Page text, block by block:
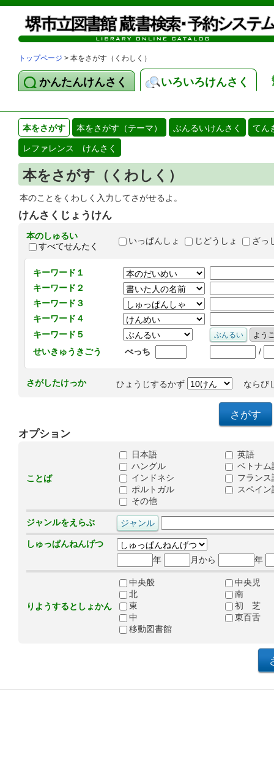
トップページ > 本をさがす（くわしく）
かんたんけんさく いろいろけんさく
本をさがす 本をさがす（テーマ） ぶんるいけんさく てん
レファレンス けんさく
本をさがす（くわしく）
本のことをくわしく入力してさがせるよ。
けんさくじょうけん
本のしゅるい
すべてせんたく
いっぱんしょ じどうしょ ざっ
キーワード１
キーワード２
キーワード３
キーワード４
キーワード５
せいきゅうきごう
べっち /
さがしたけっか ひょうじするかず ならび
オプション
ことば
日本語
英語
ハングル
ベトナム
インドネシ
フランス
ポルトガル
スペイン
その他
ジャンルをえらぶ
しゅっぱんねんげつ
年
月から 年
りようするとしょかん
中央般
中央児
北
南
東
初 芝
中
東百舌
移動図書館